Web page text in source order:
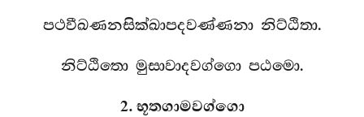
පථවීඛණනසික්ඛාපදවණ්ණනා නිට්ඨිතා.
නිට්ඨිතො මුසාවාදවග්ගො පඨමො.
2. භූතගාමවග්ගො